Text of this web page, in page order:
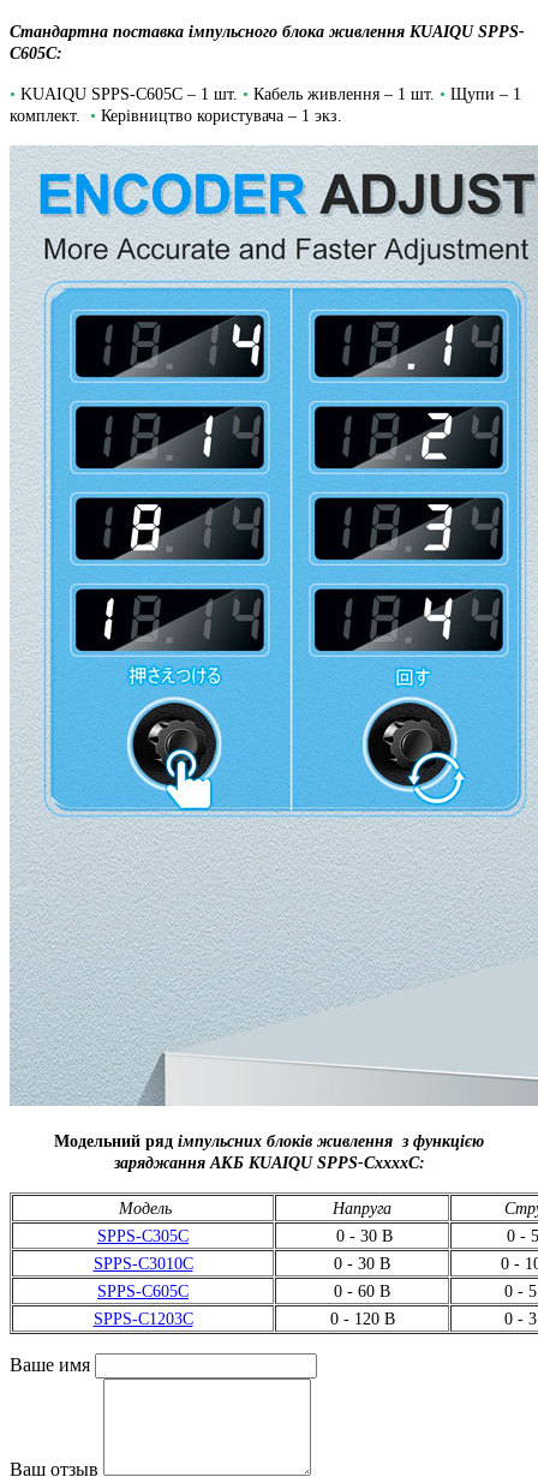
Стандартна поставка імпульсного блока живлення KUAIQU SPPS-
C605С:
• KUAIQU SPPS-C605С – 1 шт. • Кабель живлення – 1 шт. • Щупи – 1
комплект. • Керівництво користувача – 1 экз.
Модельний ряд імпульсних блоків живлення з функцією
заряджання АКБ KUAIQU SPPS-CxxxxС:
Модель Напруга
SPPS-C305С
0 - 30 В
0 -
SPPS-C3010С
0 - 30 В
0 -
SPPS-C605С
0 - 60 В
0 -
SPPS-C1203С
0 - 120 В 0 -
Ваше имя
Ваш отзыв